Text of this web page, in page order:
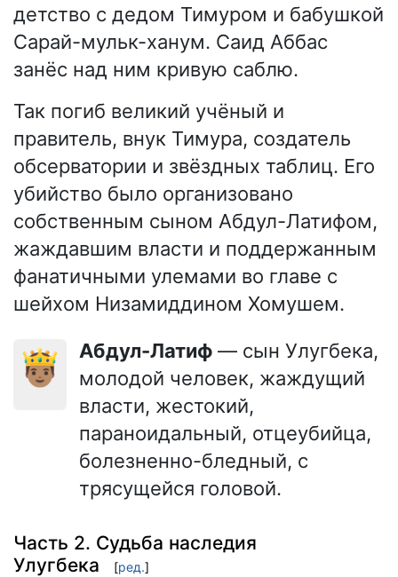
детство с дедом Тимуром и бабушкой
Сарай-мульк-ханум. Саид Аббас
занёс над ним кривую саблю.
Так погиб великий учёный и
правитель, внук Тимура, создатель
обсерватории и звёздных таблиц. Его
убийство было организовано
собственным сыном Абдул-Латифом,
жаждавшим власти и поддержанным
фанатичными улемами во главе с
шейхом Низамиддином Хомушем.
🤴🏽 Абдул-Латиф — сын Улугбека,
молодой человек, жаждущий
власти, жестокий,
параноидальный, отцеубийца,
болезненно-бледный, с
трясущейся головой.
Часть 2. Судьба наследия
Улугбека
[ред.]